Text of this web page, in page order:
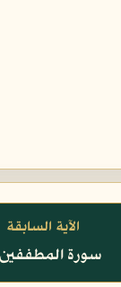
الآية السابقة
سورة